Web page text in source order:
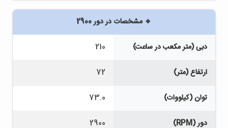
🔹 مشخصات در دور 2900
دبی (متر مکعب در ساعت) 210
ارتفاع (متر) 72
توان (کیلووات) 73.0
دور (RPM) 2900